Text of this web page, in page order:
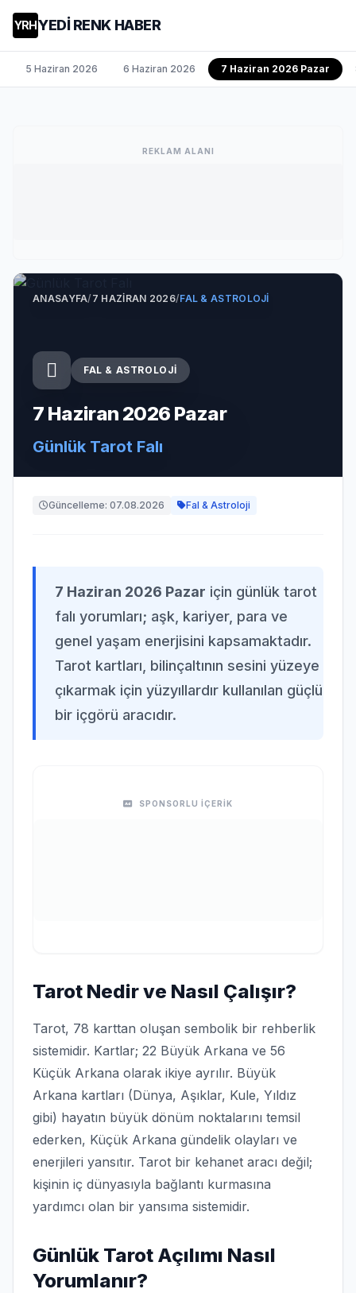
YRHYEDİ RENK HABER
5 Haziran 2026 6 Haziran 2026 7 Haziran 2026 Pazar
REKLAM ALANI
ANASAYFA/7 HAZIRAN 2026/FAL & ASTROLOJI
FAL & ASTROLOJI
7 Haziran 2026 Pazar
Günlük Tarot Falı
Güncelleme: 07.08.2026 Fal & Astroloji
7 Haziran 2026 Pazar için günlük tarot
falı yorumları; aşk, kariyer, para ve
genel yaşam enerjisini kapsamaktadır.
Tarot kartları, bilinçaltının sesini yüzeye
çıkarmak için yüzyıllardır kullanılan güçlü
bir içgörü aracıdır.
SPONSORLU İÇERİK
Tarot Nedir ve Nasıl Çalışır?
Tarot, 78 karttan oluşan sembolik bir rehberlik
sistemidir. Kartlar; 22 Büyük Arkana ve 56
Küçük Arkana olarak ikiye ayrılır. Büyük
Arkana kartları (Dünya, Aşıklar, Kule, Yıldız
gibi) hayatın büyük dönüm noktalarını temsil
ederken, Küçük Arkana gündelik olayları ve
enerjileri yansıtır. Tarot bir kehanet aracı değil;
kişinin iç dünyasıyla bağlantı kurmasına
yardımcı olan bir yansıma sistemidir.
Günlük Tarot Açılımı Nasıl
Yorumlanır?